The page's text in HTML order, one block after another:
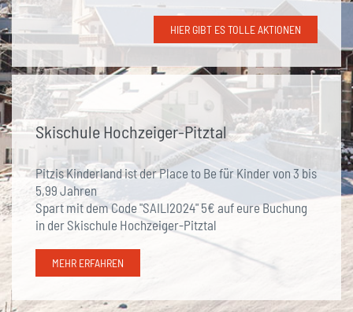
HIER GIBT ES TOLLE AKTIONEN
Skischule Hochzeiger-Pitztal
Pitzis Kinderland ist der Place to Be für Kinder von 3 bis
5,99 Jahren
Spart mit dem Code "SAILI2024" 5€ auf eure Buchung
in der Skischule Hochzeiger-Pitztal
MEHR ERFAHREN